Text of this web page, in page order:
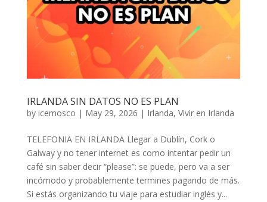
IRLANDA SIN DATOS NO ES PLAN
by icemosco | May 29, 2026 | Irlanda, Vivir en Irlanda
TELEFONIA EN IRLANDA Llegar a Dublín, Cork o
Galway y no tener internet es como intentar pedir un
café sin saber decir “please”: se puede, pero va a ser
incómodo y probablemente termines pagando de más.
Si estás organizando tu viaje para estudiar inglés y...